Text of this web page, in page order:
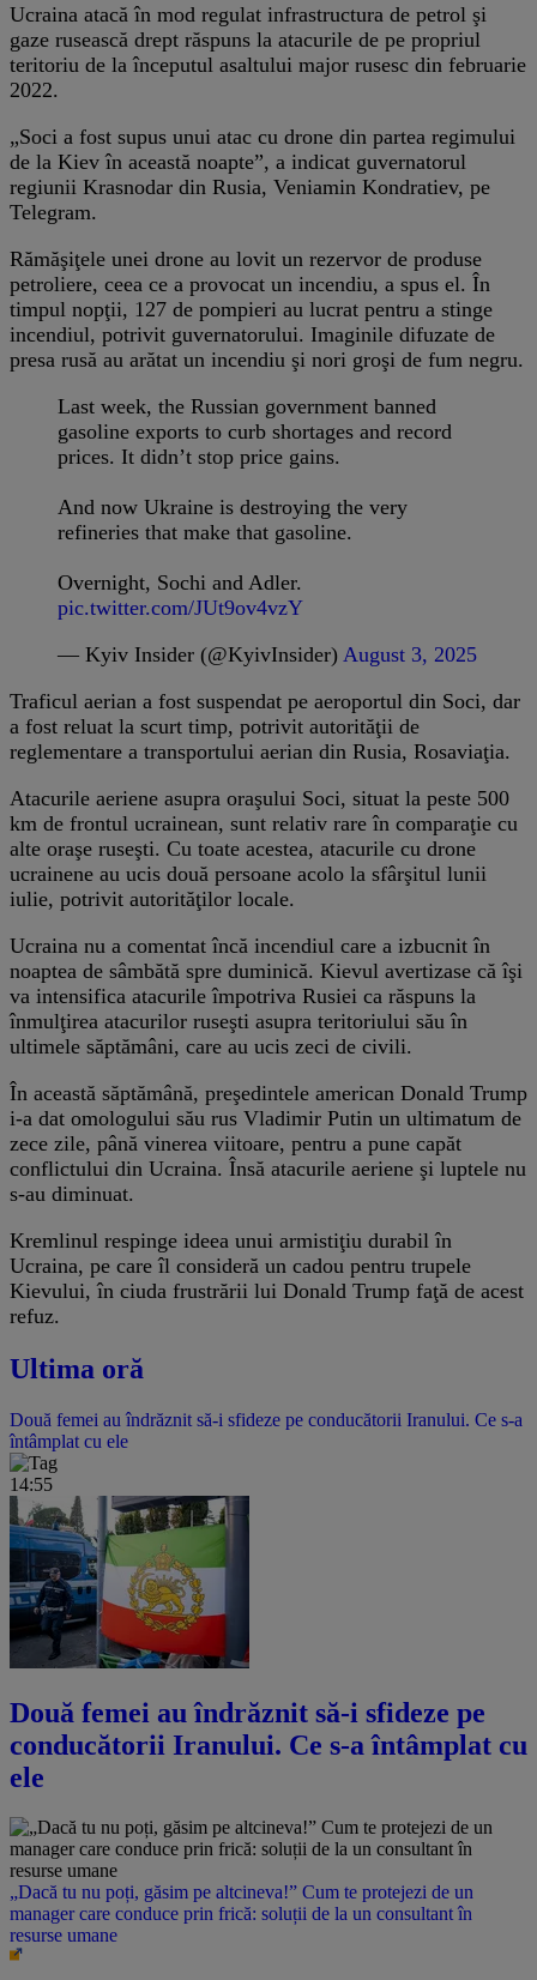
Ucraina atacă în mod regulat infrastructura de petrol şi
gaze rusească drept răspuns la atacurile de pe propriul
teritoriu de la începutul asaltului major rusesc din februarie
2022.
„Soci a fost supus unui atac cu drone din partea regimului
de la Kiev în această noapte”, a indicat guvernatorul
regiunii Krasnodar din Rusia, Veniamin Kondratiev, pe
Telegram.
Rămăşiţele unei drone au lovit un rezervor de produse
petroliere, ceea ce a provocat un incendiu, a spus el. În
timpul nopţii, 127 de pompieri au lucrat pentru a stinge
incendiul, potrivit guvernatorului. Imaginile difuzate de
presa rusă au arătat un incendiu şi nori groşi de fum negru.
Last week, the Russian government banned
gasoline exports to curb shortages and record
prices. It didn’t stop price gains.
And now Ukraine is destroying the very
refineries that make that gasoline.
Overnight, Sochi and Adler.
pic.twitter.com/JUt9ov4vzY
— Kyiv Insider (@KyivInsider) August 3, 2025
Traficul aerian a fost suspendat pe aeroportul din Soci, dar
a fost reluat la scurt timp, potrivit autorităţii de
reglementare a transportului aerian din Rusia, Rosaviaţia.
Atacurile aeriene asupra oraşului Soci, situat la peste 500
km de frontul ucrainean, sunt relativ rare în comparaţie cu
alte oraşe ruseşti. Cu toate acestea, atacurile cu drone
ucrainene au ucis două persoane acolo la sfârşitul lunii
iulie, potrivit autorităţilor locale.
Ucraina nu a comentat încă incendiul care a izbucnit în
noaptea de sâmbătă spre duminică. Kievul avertizase că îşi
va intensifica atacurile împotriva Rusiei ca răspuns la
înmulţirea atacurilor ruseşti asupra teritoriului său în
ultimele săptămâni, care au ucis zeci de civili.
În această săptămână, preşedintele american Donald Trump
i-a dat omologului său rus Vladimir Putin un ultimatum de
zece zile, până vinerea viitoare, pentru a pune capăt
conflictului din Ucraina. Însă atacurile aeriene şi luptele nu
s-au diminuat.
Kremlinul respinge ideea unui armistiţiu durabil în
Ucraina, pe care îl consideră un cadou pentru trupele
Kievului, în ciuda frustrării lui Donald Trump faţă de acest
refuz.
Ultima oră
Două femei au îndrăznit să-i sfideze pe conducătorii Iranului. Ce s-a
întâmplat cu ele
14:55
Două femei au îndrăznit să-i sfideze pe
conducătorii Iranului. Ce s-a întâmplat cu
ele
„Dacă tu nu poți, găsim pe altcineva!” Cum te protejezi de un
manager care conduce prin frică: soluții de la un consultant în
resurse umane